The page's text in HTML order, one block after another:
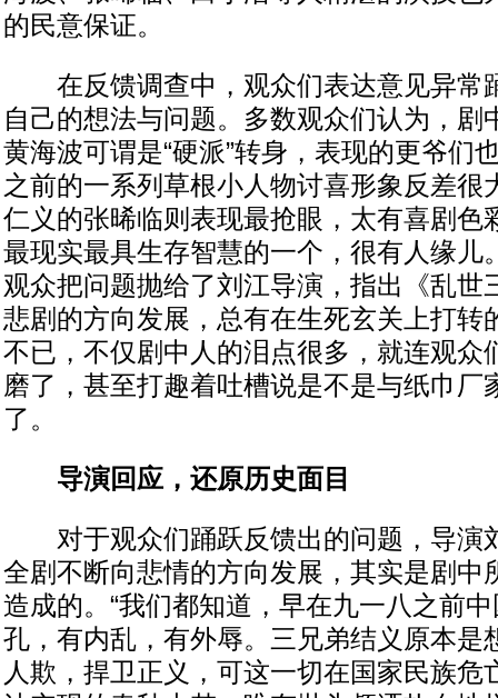
的民意保证。
在反馈调查中，观众们表达意见异常
自己的想法与问题。多数观众们认为，剧
黄海波可谓是“硬派”转身，表现的更爷们
之前的一系列草根小人物讨喜形象反差很
仁义的张晞临则表现最抢眼，太有喜剧色
最现实最具生存智慧的一个，很有人缘儿
观众把问题抛给了刘江导演，指出《乱世
悲剧的方向发展，总有在生死玄关上打转
不已，不仅剧中人的泪点很多，就连观众
磨了，甚至打趣着吐槽说是不是与纸巾厂
了。
导演回应，还原历史面目
对于观众们踊跃反馈出的问题，导演
全剧不断向悲情的方向发展，其实是剧中
造成的。“我们都知道，早在九一八之前
孔，有内乱，有外辱。三兄弟结义原本是
人欺，捍卫正义，可这一切在国家民族危